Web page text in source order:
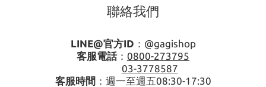
聯絡我們
LINE@官方ID ： @gagishop
客服電話： 0800-273795
03-3778587
客服時間 ：週一至週五08:30-17:30